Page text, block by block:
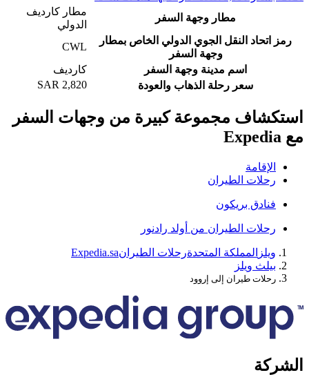
مطار وجهة السفر
مطار كارديف
النقل الجوي الدولي الخاص بمطار
وجهة السفر
CWL
اسم مدينة وجهة السفر
سعر رحلة الذهاب والعودة
SAR 2,820
مجموعة كبيرة من وجهات السفر
الطيران
بريكون
الطيران من أولد رادنور
المملكة المتحدة رحلات الطيران Expedia.sa
ويلز
طيران إلى إروود